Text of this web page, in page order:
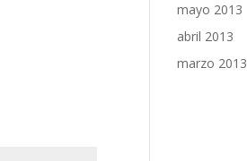
mayo 2013
abril 2013
marzo 2013